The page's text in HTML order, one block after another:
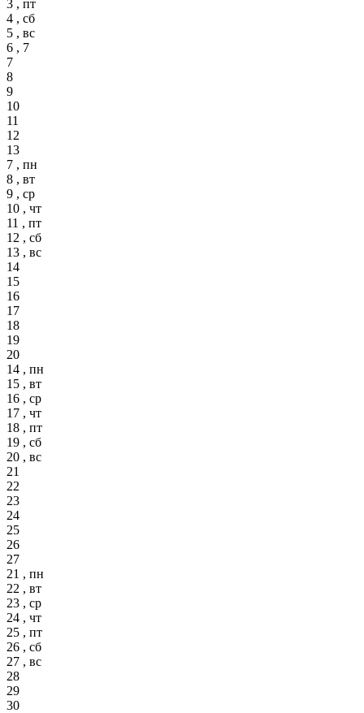
3 , пт
4 , сб
5 , вс
6 , 7
7
8
9
10
11
12
13
7 , пн
8 , вт
9 , ср
10 , чт
11 , пт
12 , сб
13 , вс
14
15
16
17
18
19
20
14 , пн
15 , вт
16 , ср
17 , чт
18 , пт
19 , сб
20 , вс
21
22
23
24
25
26
27
21 , пн
22 , вт
23 , ср
24 , чт
25 , пт
26 , сб
27 , вс
28
29
30